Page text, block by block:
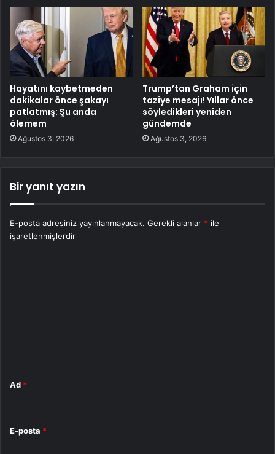
Hayatını kaybetmeden
dakikalar önce şakayı
patlatmış: Şu anda
ölemem
Ağustos 3, 2026
Trump’tan Graham için
taziye mesajı! Yıllar önce
söyledikleri yeniden
gündemde
Ağustos 3, 2026
Bir yanıt yazın
E-posta adresiniz yayınlanmayacak. Gerekli alanlar * ile
işaretlenmişlerdir
Ad *
E-posta *